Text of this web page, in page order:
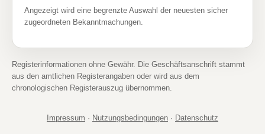
Angezeigt wird eine begrenzte Auswahl der neuesten sicher
zugeordneten Bekanntmachungen.
Registerinformationen ohne Gewähr. Die Geschäftsanschrift stammt
aus den amtlichen Registerangaben oder wird aus dem
chronologischen Registerauszug übernommen.
Impressum · Nutzungsbedingungen · Datenschutz